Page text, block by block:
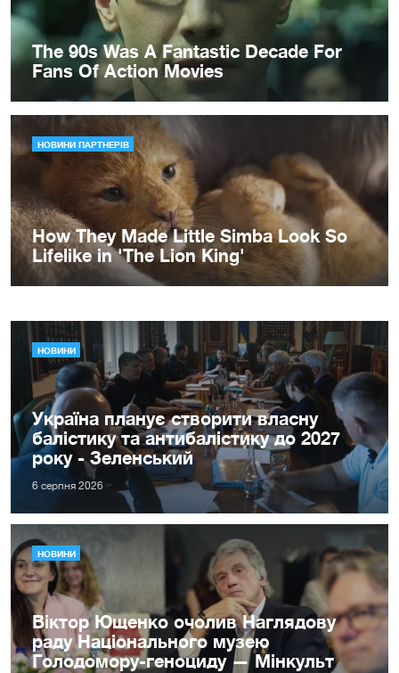
НОВИНИ
Україна планує створити власну
балістику та антибалістику до 2027
року - Зеленський
6 серпня 2026
НОВИНИ
Віктор Ющенко очолив Наглядову
раду Національного музею
Голодомору-геноциду — Мінкульт